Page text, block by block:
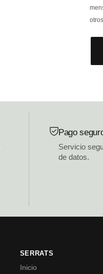
Pago
Servicio
de datos.
SERRATS
Inicio